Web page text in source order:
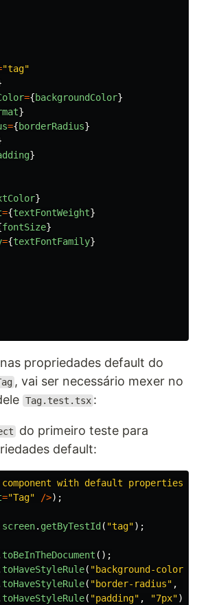
"tag"
={backgroundColor}
}
={borderRadius}
}
}
={textFontWeight}
fontSize}
={textFontFamily}
propriedades default do
, vai ser necessário mexer no
Tag.test.tsx :
do primeiro teste para
default:
with default properties
="Tag" />);
screen. getByTestId ( "tag");
toBeInTheDocument ();
toHaveStyleRule( "background-color
toHaveStyleRule( "border-radius" ,
toHaveStyleRule( "padding" , "7px");